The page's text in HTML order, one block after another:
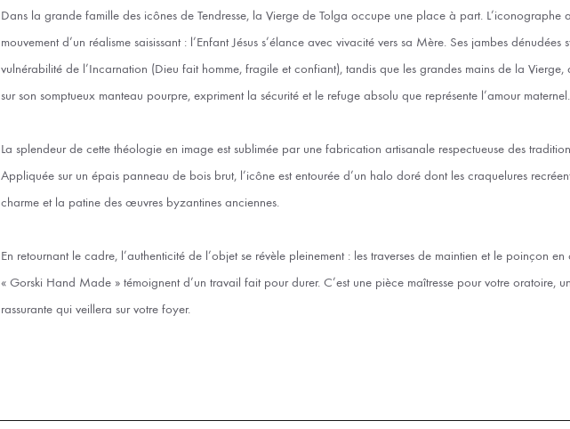
Dans la grande famille des icônes de Tendresse, la Vierge de Tolga occupe une place à part. L’iconographe
mouvement d’un réalisme saisissant : l’Enfant Jésus s’élance avec vivacité vers sa Mère. Ses jambes dénudées
vulnérabilité de l’Incarnation (Dieu fait homme, fragile et confiant), tandis que les grandes mains de la Vierge,
sur son somptueux manteau pourpre, expriment la sécurité et le refuge absolu que représente l’amour maternel.
La splendeur de cette théologie en image est sublimée par une fabrication artisanale respectueuse des
Appliquée sur un épais panneau de bois brut, l’icône est entourée d’un halo doré dont les craquelures
charme et la patine des œuvres byzantines anciennes.
En retournant le cadre, l’authenticité de l’objet se révèle pleinement : les traverses de maintien et le poinçon
« Gorski Hand Made » témoignent d’un travail fait pour durer. C’est une pièce maîtresse pour votre oratoire,
rassurante qui veillera sur votre foyer.